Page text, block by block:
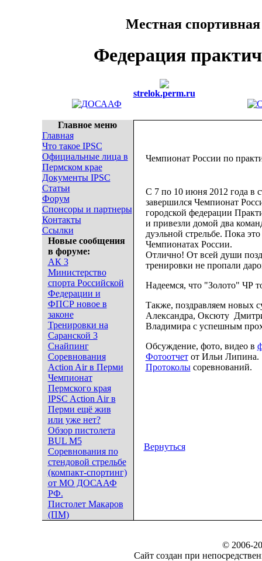
Местная
Федерация
strelok.perm.ru
Главное меню
Главная
Что такое IPSC
Официальные лица в
Пермском крае
Документы IPSC
Статьи
Форум
Спонсоры и партнеры
Контакты
Ссылки
Новые сообщения
в форуме:
АК 3
Министерство
спорта Российской
Федерации и
ФПСР новое в
законе
Тренировки на
Саранской 3
Снайпинг
Соревнования
Action Air в Перми
Чемпионат
Пермского края
IPSC Action Air в
Перми ещё жив
или уже нет?
Обзор пистолета
BUL M5
Соревнования по
стендовой стрельбе
(компакт-спортинг)
от МО ДОСААФ
РФ.
Пистолет Макаров
(ПМ)
Чемпионат России по
С 7 по 10 июня 2012 года в
завершился Чемпионат
городской федерации
и привезли домой два
дуэльной стрельбе. Пока
Чемпионатах России.
Отлично! От всей души
тренировки не пропали
Надеемся, что "Золото" ЧР
Также, поздравляем новых
Александра, Оксюту
Владимира с успешным
Обсуждение, фото, видео в
Фотоотчетот Ильи Липина.
Протоколысоревнований.
Вернуться
© 2006-
Сайт создан при